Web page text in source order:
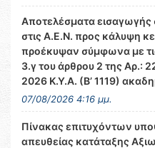
Αποτελέσματα
στις Α.Ε.Ν. προς κάλυψη
προέκυψαν σύμφωνα με
3.γ του άρθρου 2 της Αρ.:
2026 Κ.Υ.Α. (Β’ 1119)
07/08/2026 4:16 μμ.
Πίνακας επιτυχόντων
απευθείας κατάταξης